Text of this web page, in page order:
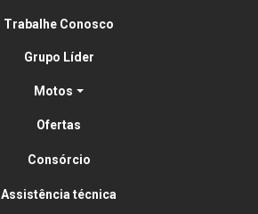
Trabalhe Conosco
Grupo Líder
Motos
Ofertas
Consórcio
Assistência técnica